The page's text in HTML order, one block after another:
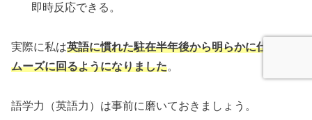
即時反応できる。
実際に私は英語に慣れた駐在半年後から明らかに仕事がス
ムーズに回るようになりました。
語学力（英語力）は事前に磨いておきましょう。